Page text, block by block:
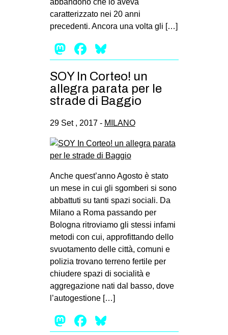
abbandono che lo aveva
caratterizzato nei 20 anni
precedenti. Ancora una volta gli […]
Mastodon
Facebook
SOY In Corteo! un
allegra parata per le
strade di Baggio
29 Set , 2017 - MILANO
Anche quest’anno Agosto è stato
un mese in cui gli sgomberi si sono
abbattuti su tanti spazi sociali. Da
Milano a Roma passando per
Bologna ritroviamo gli stessi infami
metodi con cui, approfittando dello
svuotamento delle città, comuni e
polizia trovano terreno fertile per
chiudere spazi di socialità e
aggregazione nati dal basso, dove
l’autogestione […]
Mastodon
Facebook